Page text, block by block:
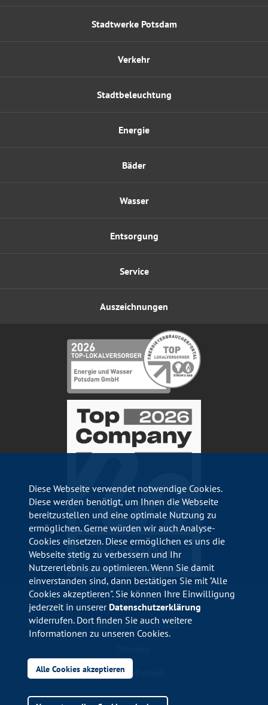
Stadtwerke Potsdam
Energie
Wasser
Verkehr
Bäder
Entsorgung
Stadtbeleuchtung
Service
Auszeichnungen
Impressum
Datenschutzhinweise
Barrierefreiheit
Diese Webseite verwendet notwendige Cookies.
Diese werden benötigt, um Ihnen die Webseite
bereitzustellen und eine optimale Nutzung zu
ermöglichen. Gerne würden wir auch Analyse-
Cookies einsetzen. Diese ermöglichen es uns die
Webseite stetig zu verbessern und Ihr
Nutzererlebnis zu optimieren. Wenn Sie damit
einverstanden sind, dann bestätigen Sie mit "Alle
Cookies akzeptieren". Sie können Ihre Einwilligung
jederzeit in unserer Datenschutzerklärung
widerrufen. Dort finden Sie auch weitere
Informationen zu unseren Cookies.
Alle Cookies akzeptieren